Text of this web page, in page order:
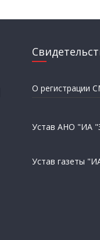
О регистрации
Устав АНО "ИА
Устав газеты